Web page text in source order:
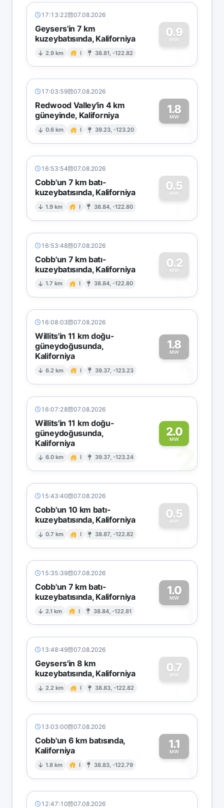
17:13:22 07.08.2026
Geysers'in 7 km
kuzeybatısında, Kaliforniya
2.9 km I 38.81, -122.82
0.9
MW
0
17:03:59 07.08.2026
Redwood Valley'in 4 km
güneyinde, Kaliforniya
0.6 km I 39.23, -123.20
1.8
MW1
16:53:54 07.08.2026
Cobb'un 7 km batı-
kuzeybatısında, Kaliforniya
1.9 km I 38.84, -122.80
0.5
MW
0
16:53:48 07.08.2026
Cobb'un 7 km batı-
kuzeybatısında, Kaliforniya
1.7 km I 38.84, -122.80
0.2
MW
0
16:08:03 07.08.2026
Willits'in 11 km doğu-
güneydoğusunda,
Kaliforniya
6.2 km I 39.37, -123.23
1.8
MW
1
16:07:28 07.08.2026
Willits'in 11 km doğu-
güneydoğusunda,
Kaliforniya
6.0 km I 39.37, -123.24
2.0
MW
2
15:43:40 07.08.2026
Cobb'un 10 km batı-
kuzeybatısında, Kaliforniya
0.7 km I 38.87, -122.82
0.5
MW
0
15:35:39 07.08.2026
Cobb'un 7 km batı-
kuzeybatısında, Kaliforniya
2.1 km I 38.84, -122.81
1.0
MW1
13:48:49 07.08.2026
Geysers'in 8 km
kuzeybatısında, Kaliforniya
2.2 km I 38.83, -122.82
0.7
MW
0
13:03:00 07.08.2026
Cobb'un 6 km batısında,
Kaliforniya
1.8 km I 38.83, -122.79
1.1
MW1
12:47:10 07.08.2026